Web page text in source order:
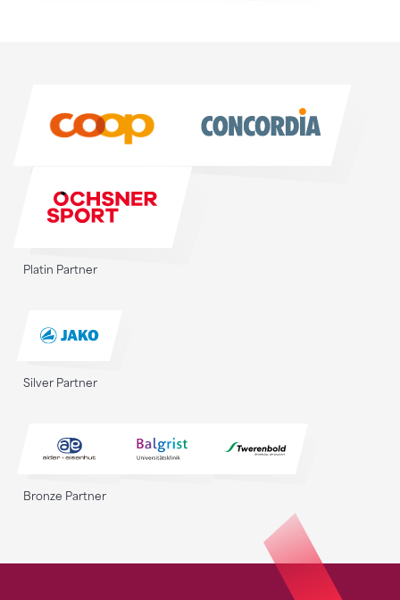
Platin Partner
Silver Partner
Bronze Partner